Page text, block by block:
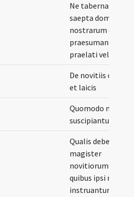
Ne tabernas intra
saepta domorum
nostrarum
praesumant
praelati vel
De novitiis clericis
et laicis
Quomodo novitii
suscipiantur
Qualis debeat esse
magister
novitiorum et de
quibus ipsi novitii
instruantur